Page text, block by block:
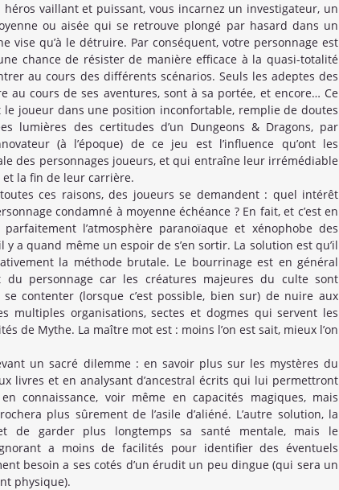
héros vaillant et puissant, vous incarnez un investigateur, un
ou aisée qui se retrouve plongé par hasard dans un
vise qu’à le détruire. Par conséquent, votre personnage est
chance de résister de manière efficace à la quasi-totalité
au cours des différents scénarios. Seuls les adeptes des
au cours de ses aventures, sont à sa portée, et encore… Ce
joueur dans une position inconfortable, remplie de doutes
lumières des certitudes d’un Dungeons & Dragons, par
(à l’époque) de ce jeu est l’influence qu’ont les
des personnages joueurs, et qui entraîne leur irrémédiable
la fin de leur carrière.
ces raisons, des joueurs se demandent : quel intérêt
condamné à moyenne échéance ? En fait, et c’est en
l’atmosphère paranoïaque et xénophobe des
y a quand même un espoir de s’en sortir. La solution est qu’il
la méthode brutale. Le bourrinage est en général
personnage car les créatures majeures du culte sont
contenter (lorsque c’est possible, bien sur) de nuire aux
multiples organisations, sectes et dogmes qui servent les
de Mythe. La maître mot est : moins l’on est sait, mieux l’on
un sacré dilemme : en savoir plus sur les mystères du
livres et en analysant d’ancestral écrits qui lui permettront
connaissance, voir même en capacités magiques, mais
plus sûrement de l’asile d’aliéné. L’autre solution, la
de garder plus longtemps sa santé mentale, mais le
a moins de facilités pour identifier des éventuels
besoin a ses cotés d’un érudit un peu dingue (qui sera un
physique).